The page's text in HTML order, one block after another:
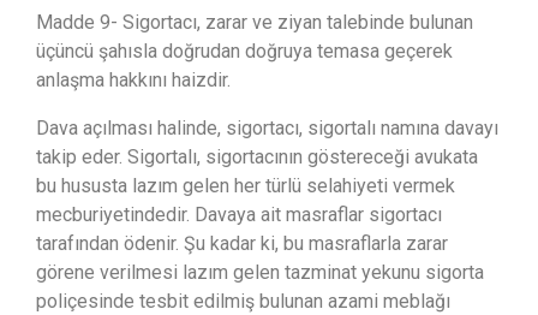
Madde 9- Sigortacı, zarar ve ziyan talebinde bulunan
üçüncü şahısla doğrudan doğruya temasa geçerek
anlaşma hakkını haizdir.
Dava açılması halinde, sigortacı, sigortalı namına davayı
takip eder. Sigortalı, sigortacının göstereceği avukata
bu hususta lazım gelen her türlü selahiyeti vermek
mecburiyetindedir. Davaya ait masraflar sigortacı
tarafından ödenir. Şu kadar ki, bu masraflarla zarar
görene verilmesi lazım gelen tazminat yekunu sigorta
poliçesinde tesbit edilmiş bulunan azami meblağı